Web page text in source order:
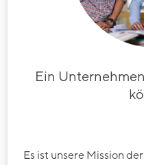
Ein
Es ist unsere Mission